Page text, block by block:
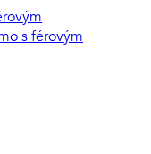
s férovým